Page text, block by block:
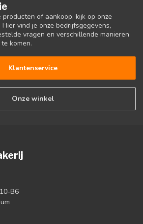
of aankoop, kijk op onze
vind je onze bedrijfsgegevens,
vragen en verschillende manieren
komen.
Klantenservice
Onze winkel
B6